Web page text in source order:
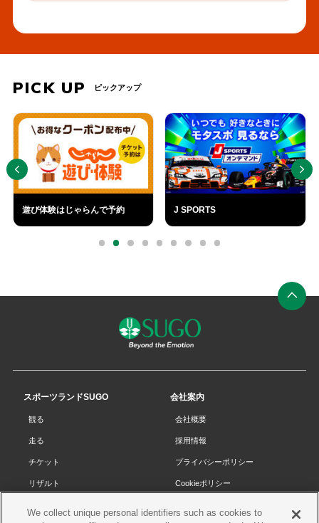
PICK UP ピックアップ
J SPORTS SUGO CAFÉ
0 1 2 3 4 5 6 7 8
PREV NEXT
の
スポーツランドSUGO
観る
走る
チケット
リザルト
会社案内
会社概要
採用情報
プライバシーポリシー
Cookieポリシー
We collect unique personal identifiers such as cookies to